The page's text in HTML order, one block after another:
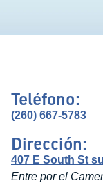
Teléfono:
(260) 667-5783
Dirección:
407 E South St
Entre por el